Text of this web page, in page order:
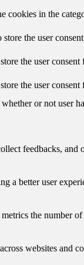
cookies in the
the user
the user
the user
or not user
feedbacks, and
a better user
the number
websites and